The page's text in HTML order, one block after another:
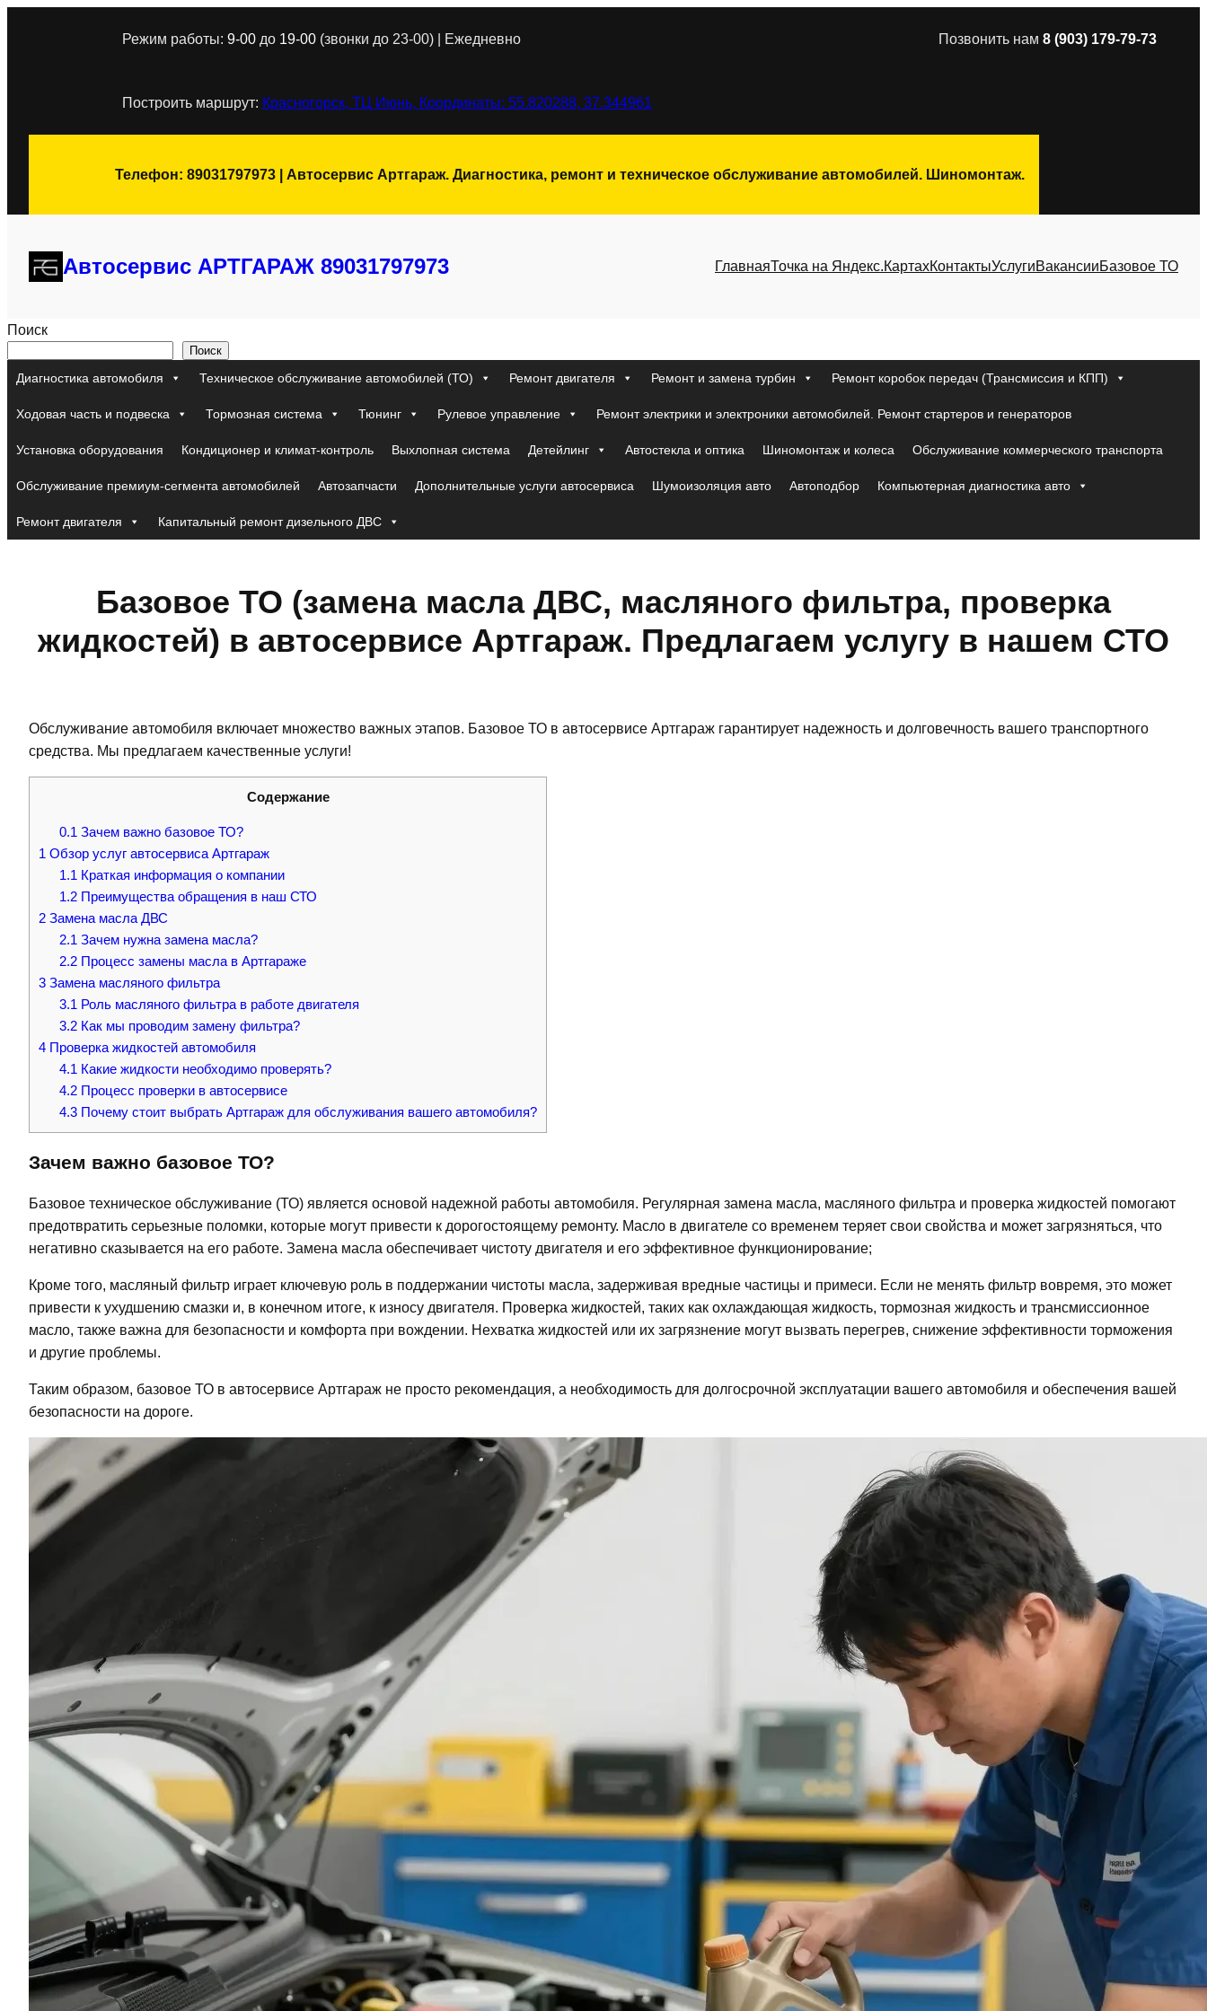
Режим работы: 9-00 до 19-00 (звонки до 23-00) | Ежедневно Позвонить нам 8 (903) 179-79-73
Построить маршрут: Красногорск, ТЦ Июнь, Координаты: 55.820288, 37.344961
Телефон: 89031797973 | Автосервис Артгараж. Диагностика, ремонт и техническое обслуживание автомобилей. Шиномонтаж.
Автосервис АРТГАРАЖ 89031797973 ГлавнаяТочка на Яндекс.КартахКонтактыУслугиВакансииБазовое ТО
Поиск
Поиск
Диагностика автомобиля Техническое обслуживание автомобилей (ТО) Ремонт двигателя Ремонт и замена турбин Ремонт коробок передач (Трансмиссия и КПП)
Ходовая часть и подвеска Тормозная система Тюнинг Рулевое управление Ремонт электрики и электроники автомобилей. Ремонт стартеров и генераторов
Установка оборудования Кондиционер и климат-контроль Выхлопная система Детейлинг Автостекла и оптика Шиномонтаж и колеса Обслуживание коммерческого транспорта
Обслуживание премиум-сегмента автомобилей Автозапчасти Дополнительные услуги автосервиса Шумоизоляция авто Автоподбор Компьютерная диагностика авто
Ремонт двигателя Капитальный ремонт дизельного ДВС
Базовое ТО (замена масла ДВС, масляного фильтра, проверка
жидкостей) в автосервисе Артгараж. Предлагаем услугу в нашем СТО
Обслуживание автомобиля включает множество важных этапов. Базовое ТО в автосервисе Артгараж гарантирует надежность и долговечность вашего транспортного
средства. Мы предлагаем качественные услуги!
Содержание
0.1 Зачем важно базовое ТО?
1 Обзор услуг автосервиса Артгараж
1.1 Краткая информация о компании
1.2Преимущества обращения в наш СТО
2 Замена масла ДВС
2.1 Зачем нужна замена масла?
2.2Процесс замены масла в Артгараже
3 Замена масляного фильтра
3.1 Роль масляного фильтра в работе двигателя
3.2Как мы проводим замену фильтра?
4 Проверка жидкостей автомобиля
4.1 Какие жидкости необходимо проверять?
4.2Процесс проверки в автосервисе
4.3Почему стоит выбрать Артгараж для обслуживания вашего автомобиля?
Зачем важно базовое ТО?
Базовое техническое обслуживание (ТО) является основой надежной работы автомобиля. Регулярная замена масла, масляного фильтра и проверка жидкостей помогают
предотвратить серьезные поломки, которые могут привести к дорогостоящему ремонту. Масло в двигателе со временем теряет свои свойства и может загрязняться, что
негативно сказывается на его работе. Замена масла обеспечивает чистоту двигателя и его эффективное функционирование;
Кроме того, масляный фильтр играет ключевую роль в поддержании чистоты масла, задерживая вредные частицы и примеси. Если не менять фильтр вовремя, это может
привести к ухудшению смазки и, в конечном итоге, к износу двигателя. Проверка жидкостей, таких как охлаждающая жидкость, тормозная жидкость и трансмиссионное
масло, также важна для безопасности и комфорта при вождении. Нехватка жидкостей или их загрязнение могут вызвать перегрев, снижение эффективности торможения
и другие проблемы.
Таким образом, базовое ТО в автосервисе Артгараж не просто рекомендация, а необходимость для долгосрочной эксплуатации вашего автомобиля и обеспечения вашей
безопасности на дороге.